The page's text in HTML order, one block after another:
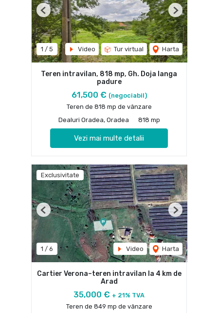
1 / 5 Video Tur virtual Harta
Previous Next
Teren intravilan, 818 mp, Gh. Doja langa
padure
61,500 € (negociabil)
Teren de 818 mp de vânzare
Dealuri Oradea, Oradea
818 mp
Vezi mai multe detalii
Exclusivitate
1 / 6 Video Harta
Previous Next
Cartier Verona–teren intravilan la 4 km de
Arad
35,000 € + 21% TVA
Teren de 849 mp de vânzare